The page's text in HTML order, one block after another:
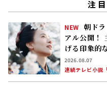
注
NEW 朝ド
アル公開！
げる印象的
督、語りは
送
2026.08.07
連続テレビ小説